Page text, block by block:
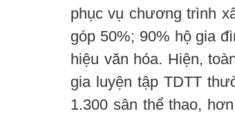
phục vụ chương trình
góp 50%; 90% hộ gia
hiệu văn hóa. Hiện,
gia luyện tập TDTT
1.300 sân thể thao,